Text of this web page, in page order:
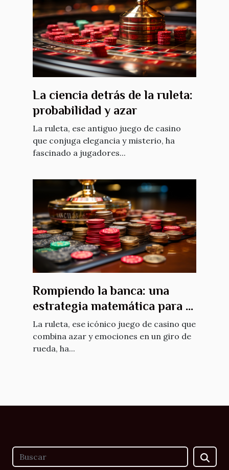
La ciencia detrás de la ruleta:
probabilidad y azar
La ruleta, ese antiguo juego de casino
que conjuga elegancia y misterio, ha
fascinado a jugadores...
Rompiendo la banca: una
estrategia matemática para la
ruleta
La ruleta, ese icónico juego de casino que
combina azar y emociones en un giro de
rueda, ha...